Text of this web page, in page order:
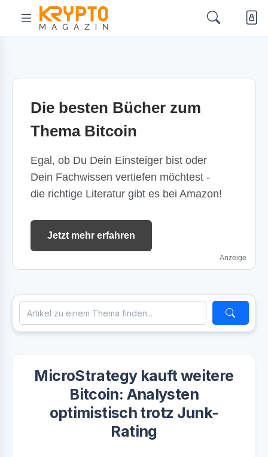
Die besten Bücher zum
Thema Bitcoin
Egal, ob Du Dein Einsteiger bist oder
Dein Fachwissen vertiefen möchtest -
die richtige Literatur gibt es bei Amazon!
Jetzt mehr erfahren
Anzeige
MicroStrategy kauft weitere
Bitcoin: Analysten
optimistisch trotz Junk-
Rating